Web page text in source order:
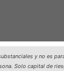
y no es
Solo capital de